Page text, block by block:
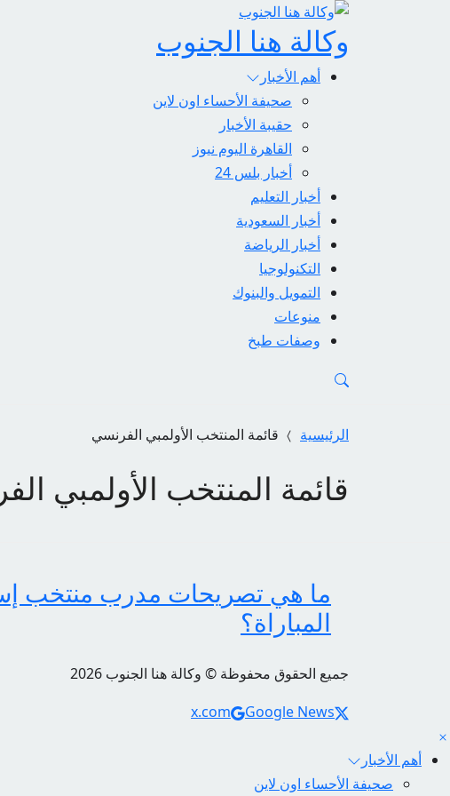
وكالة هنا الجنوب
أهم الأخبار
صحيفة الأحساء اون لاين
حقيبة الأخبار
القاهرة اليوم نيوز
أخبار بلس 24
أخبار التعليم
أخبار السعودية
أخبار الرياضة
التكنولوجيا
التمويل والبنوك
منوعات
وصفات طبخ
الرئيسية قائمة المنتخب الأولمبي الفرنسي
قائمة المنتخب الأولمبي
ما هي تصريحات مدرب منتخب
المباراة؟
جميع الحقوق محفوظة © وكالة هنا الجنوب 2026
Social Links
x.com Google News
أهم الأخبار
صحيفة الأحساء اون لاين